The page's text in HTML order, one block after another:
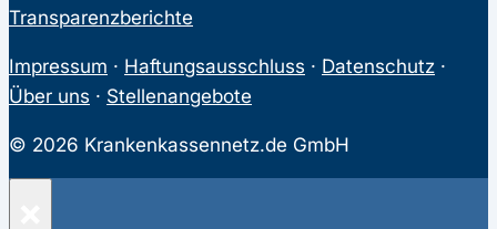
Transparenzberichte
Impressum · Haftungsausschluss · Datenschutz ·
Über uns · Stellenangebote
© 2026 Krankenkassennetz.de GmbH